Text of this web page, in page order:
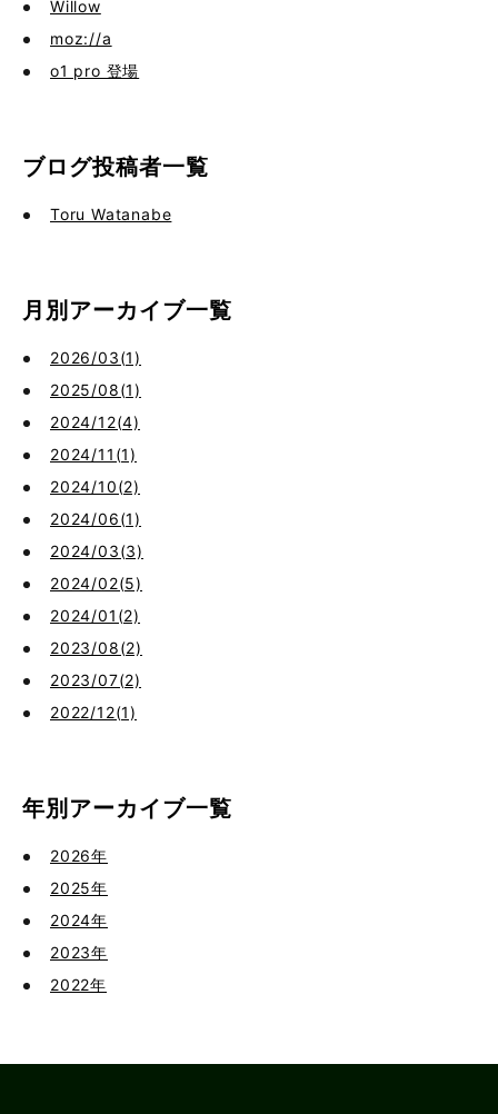
Willow
moz://a
o1 pro 登場
ブログ投稿者一覧
Toru Watanabe
月別アーカイブ一覧
2026/03(1)
2025/08(1)
2024/12(4)
2024/11(1)
2024/10(2)
2024/06(1)
2024/03(3)
2024/02(5)
2024/01(2)
2023/08(2)
2023/07(2)
2022/12(1)
年別アーカイブ一覧
2026年
2025年
2024年
2023年
2022年